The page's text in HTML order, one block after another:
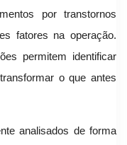
por transtornos
fatores na operação.
permitem identificar
o que antes
analisados de forma